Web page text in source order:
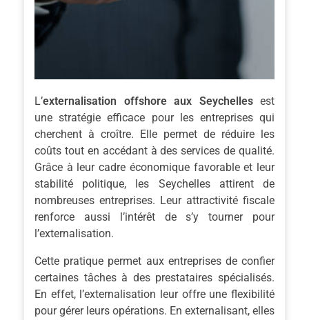
L’externalisation offshore aux Seychellesest
une stratégie efficace pour les entreprises qui
cherchent à croître. Elle permet de réduire les
coûts tout en accédant à des services de qualité.
Grâce à leur cadre économique favorable et leur
stabilité politique, les Seychelles attirent de
nombreuses entreprises. Leur attractivité fiscale
renforce aussi l’intérêt de s’y tourner pour
l’externalisation.
Cette pratique permet aux entreprises de confier
certaines tâches à des prestataires spécialisés.
En effet, l’externalisation leur offre une flexibilité
pour gérer leurs opérations. En externalisant, elles